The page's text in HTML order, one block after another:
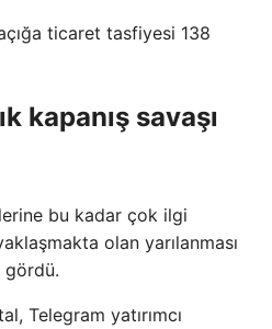
ticaret tasfiyesi 138
kapanış savaşı
bu kadar çok ilgi
olan yarılanması
gördü.
Telegram yatırımcı